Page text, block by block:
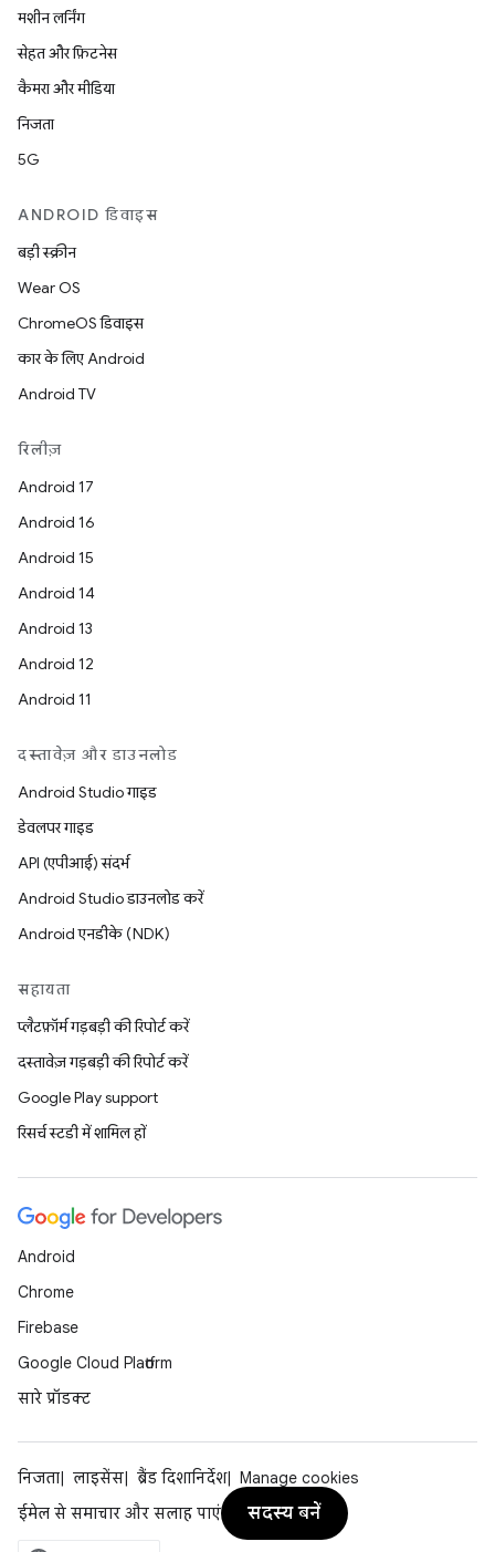
मशीन लर्निंग
सेहत और फ़िटनेस
कैमरा और मीडिया
निजता
5G
ANDROID डिवाइस
बड़ी स्क्रीन
Wear OS
ChromeOS डिवाइस
कार के लिए Android
Android TV
रिलीज़
Android 17
Android 16
Android 15
Android 14
Android 13
Android 12
Android 11
दस्तावेज़ और डाउनलोड
Android Studio गाइड
डेवलपर गाइड
API (एपीआई) संदर्भ
Android Studio डाउनलोड करें
Android एनडीके (NDK)
सहायता
प्लैटफ़ॉर्म गड़बड़ी की रिपोर्ट करें
दस्तावेज़ गड़बड़ी की रिपोर्ट करें
Google Play support
रिसर्च स्टडी में शामिल हों
Android
Chrome
Firebase
Google Cloud Platform
सारे प्रॉडक्ट
निजता लाइसेंस ब्रैंड दिशानिर्देश
Manage cookies
ईमेल से समाचार और सलाह पाएं
सदस्य बनें